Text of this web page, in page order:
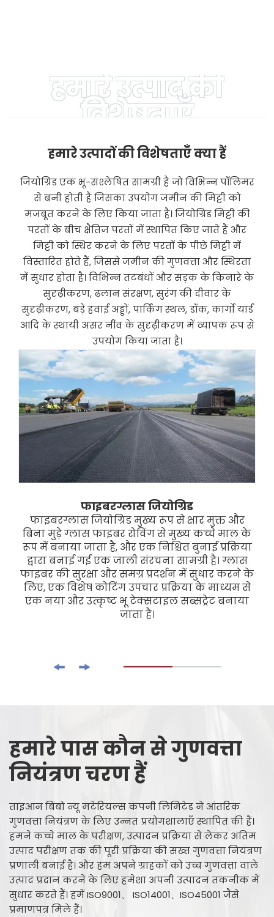
हमारे उत्पाद की
विशेषताएँ
हमारे उत्पादों की विशेषताएँ क्या हैं
जियोग्रिड एक भू-संश्लेषित सामग्री है जो विभिन्न पॉलिमर
से बनी होती है जिसका उपयोग जमीन की मिट्टी को
मजबूत करने के लिए किया जाता है। जियोग्रिड मिट्टी की
परतों के बीच क्षैतिज परतों में स्थापित किए जाते हैं और
मिट्टी को स्थिर करने के लिए परतों के पीछे मिट्टी में
विस्तारित होते हैं, जिससे जमीन की गुणवत्ता और स्थिरता
में सुधार होता है। विभिन्न तटबंधों और सड़क के किनारे के
सुदृढ़ीकरण, ढलान संरक्षण, सुरंग की दीवार के
सुदृढ़ीकरण, बड़े हवाई अड्डों, पार्किंग स्थल, डॉक, कार्गो यार्ड
आदि के स्थायी असर नींव के सुदृढ़ीकरण में व्यापक रूप से
उपयोग किया जाता है।
फाइबरग्लास जियोग्रिड
फाइबरग्लास जियोग्रिड मुख्य रूप से क्षार मुक्त और
बिना मुड़े ग्लास फाइबर रोविंग से मुख्य कच्चे माल के
रूप में बनाया जाता है, और एक निश्चित बुनाई प्रक्रिया
द्वारा बनाई गई एक जाली संरचना सामग्री है। ग्लास
फाइबर की सुरक्षा और समग्र प्रदर्शन में सुधार करने के
लिए, एक विशेष कोटिंग उपचार प्रक्रिया के माध्यम से
एक नया और उत्कृष्ट भू टेक्सटाइल सब्सट्रेट बनाया
जाता है।
हमारे पास कौन से गुणवत्ता
नियंत्रण चरण हैं
ताइआन बिंबो न्यू मटेरियल्स कंपनी लिमिटेड ने आंतरिक
गुणवत्ता नियंत्रण के लिए उन्नत प्रयोगशालाएँ स्थापित की हैं।
हमने कच्चे माल के परीक्षण, उत्पादन प्रक्रिया से लेकर अंतिम
उत्पाद परीक्षण तक की पूरी प्रक्रिया की सख्त गुणवत्ता नियंत्रण
प्रणाली बनाई है। और हम अपने ग्राहकों को उच्च गुणवत्ता वाले
उत्पाद प्रदान करने के लिए हमेशा अपनी उत्पादन तकनीक में
सुधार करते हैं। हमें ISO9001、 ISO14001、ISO45001 जैसे
प्रमाणपत्र मिले हैं।